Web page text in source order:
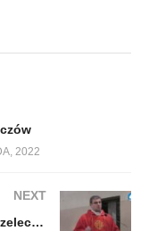
2022
NEXT
Basznia Dolna – 15 lecie Jednostki Strzeleckiej 2033 w Lubaczowie cz.1